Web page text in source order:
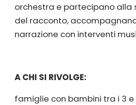
orchestra e partecipano alla
del racconto,
narrazione con interventi
A CHI SI RIVOLGE:
famiglie con bambini tra i 3 e